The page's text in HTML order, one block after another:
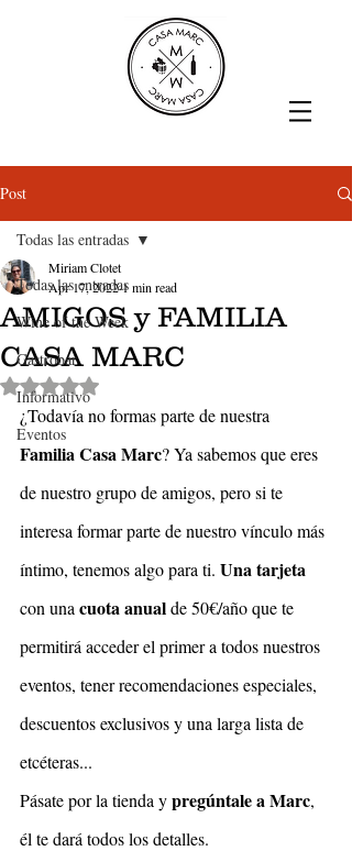
Post
Todas las entradas
Wine of the Week
Gastrobar
Informativo
Eventos
Todas las entradas
AMIGOS y FAMILIA
CASA MARC
Miriam Clotet
Apr 17, 20221 min read
Rated NaN out of 5 stars.
¿Todavía no formas parte de nuestra
Familia Casa Marc? Ya sabemos que eres
de nuestro grupo de amigos, pero si te
interesa formar parte de nuestro vínculo más
íntimo, tenemos algo para ti. Una tarjeta
con una cuota anual de 50€/año que te
permitirá acceder el primer a todos nuestros
eventos, tener recomendaciones especiales,
descuentos exclusivos y una larga lista de
etcéteras...
Pásate por la tienda y pregúntale a Marc,
él te dará todos los detalles.